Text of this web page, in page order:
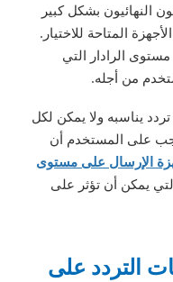
النهائيون بشكل كبير
المتاحة للاختيار.
الرادار التي
من أجله.
يناسبه ولا يمكن لكل
على المستخدم أن
الإرسال على مستوى
يمكن أن تؤثر على
التردد على